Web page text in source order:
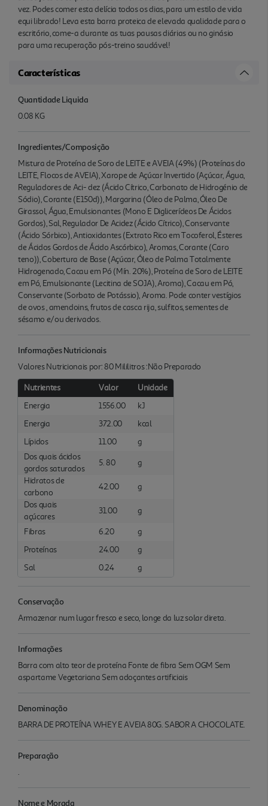
vez. Podes comer esta delícia todos os dias, para um estilo de vida
equi librado! Leva esta barra proteica de elevada qualidade para o
escritório, come-a durante as tuas pausas diárias ou no ginásio
para uma recuperação pós-treino saudável!
Características
Quantidade Liquida
0.08 KG
Ingredientes/Composição
Mistura de Proteína de Soro de LEITE e AVEIA (49%) (Proteínas do
LEITE, Flocos de AVEIA), Xarope de Açúcar Invertido (Açúcar, Água,
Reguladores de Aci- dez (Ácido Cítrico, Carbonato de Hidrogénio de
Sódio), Corante (E150d)), Margarina (Óleo de Palma, Óleo De
Girassol, Água, Emulsionantes (Mono E Diglicerídeos De Ácidos
Gordos), Sal, Regulador De Acidez (Ácido Cítrico), Conservante
(Ácido Sórbico), Antioxidantes (Extrato Rico em Tocoferol, Ésteres
de Ácidos Gordos de Ácido Ascórbico), Aromas, Corante (Caro
teno)), Cobertura de Base (Açúcar, Óleo de Palma Totalmente
Hidrogenado, Cacau em Pó (Mín. 20%), Proteína de Soro de LEITE
em Pó, Emulsionante (Lecitina de SOJA), Aroma), Cacau em Pó,
Conservante (Sorbato de Potássio), Aroma. Pode conter vestígios
de ovos , amendoins, frutos de casca rija, sulfitos, sementes de
sésamo e/ou derivados.
Informações Nutricionais
Valores Nutricionais por: 80 Mililitros :Não Preparado
Nutrientes Valor
Unidade
Energia
1556.00
kJ
Energia
372.00
kcal
Lípidos
11.00
g
Dos quais ácidos
gordos saturados
5. 80
g
Hidratos de
carbono
42.00
g
Dos quais
açúcares
31.00 g
Fibras 6.20
g
Proteínas
24.00
g
Sal
0.24 g
Conservação
Armazenar num lugar fresco e seco, longe da luz solar direta.
Informações
Barra com alto teor de proteína Fonte de fibra Sem OGM Sem
aspartame Vegetariana Sem adoçantes artificiais
Denominação
BARRA DE PROTEÍNA WHEY E AVEIA 80G. SABOR A CHOCOLATE.
Preparação
.
Nome e Morada